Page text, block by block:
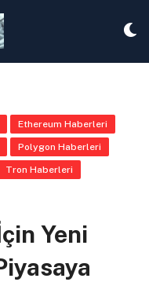
Ethereum Haberleri
Polygon Haberleri
Tron Haberleri
Yeni